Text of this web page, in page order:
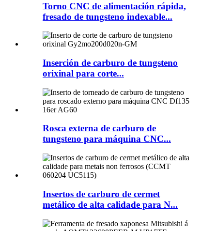
Torno CNC de alimentación rápida,
fresado de tungsteno indexable...
Inserción de carburo de tungsteno
orixinal para corte...
Rosca externa de carburo de
tungsteno para máquina CNC...
Insertos de carburo de cermet
metálico de alta calidade para N...